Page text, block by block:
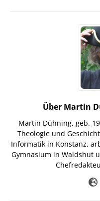
Über Martin
Martin Dühning, geb.
Theologie und
Informatik in Konstanz,
Gymnasium in Waldshut